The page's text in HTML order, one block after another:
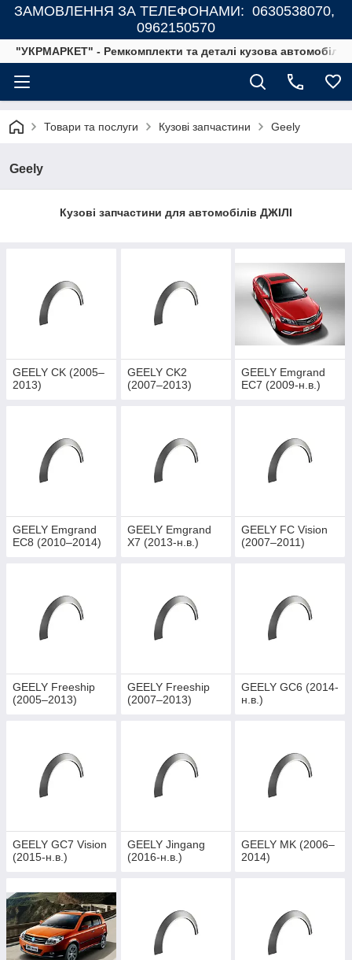
ЗАМОВЛЕННЯ ЗА ТЕЛЕФОНАМИ: 0630538070,
0962150570
"УКРМАРКЕТ" - Ремкомплекти та деталі кузова автомобілів
Товари та послуги Кузові запчастини Geely
Geely
Кузові запчастини для автомобілів ДЖІЛІ
GEELY CK (2005–
2013)
GEELY CK2
(2007–2013)
GEELY Emgrand
EC7 (2009-н.в.)
GEELY Emgrand
EC8 (2010–2014)
GEELY Emgrand
X7 (2013-н.в.)
GEELY FC Vision
(2007–2011)
GEELY Freeship
(2005–2013)
GEELY Freeship
(2007–2013)
GEELY GC6 (2014-
н.в.)
GEELY GC7 Vision
(2015-н.в.)
GEELY Jingang
(2016-н.в.)
GEELY MK (2006–
2014)